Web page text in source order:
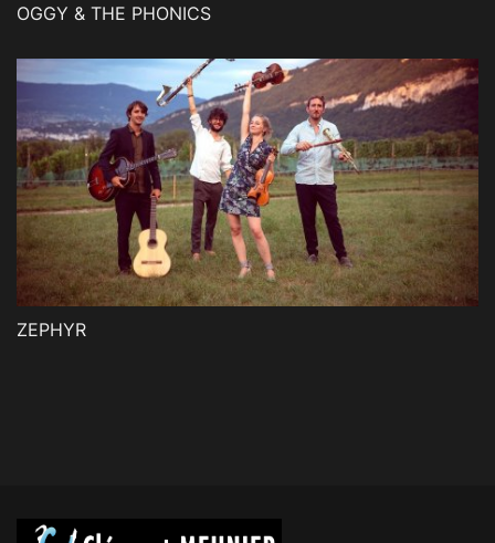
OGGY & THE PHONICS
ZEPHYR